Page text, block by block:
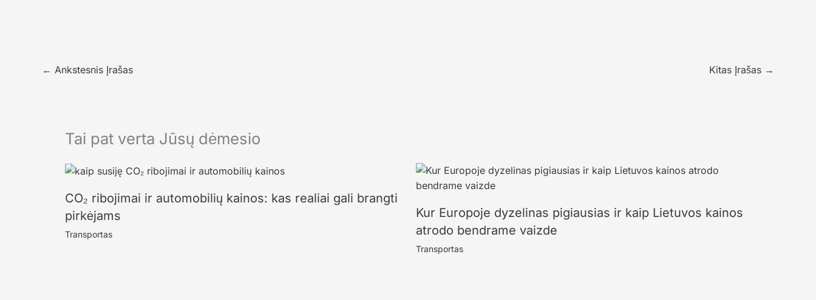
← Ankstesnis Įrašas Kitas Įrašas →
Tai pat verta Jūsų dėmesio
CO₂ ribojimai ir automobilių kainos: kas realiai gali brangti
pirkėjams
Transportas
Kur Europoje dyzelinas pigiausias ir kaip Lietuvos kainos
atrodo bendrame vaizde
Transportas